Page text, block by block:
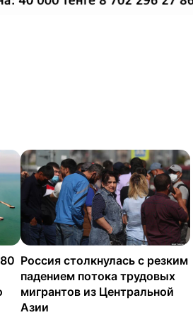
Россия столкнулась с резким
падением потока трудовых
мигрантов из Центральной
Азии